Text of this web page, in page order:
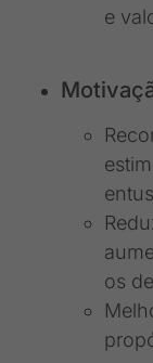
e
os